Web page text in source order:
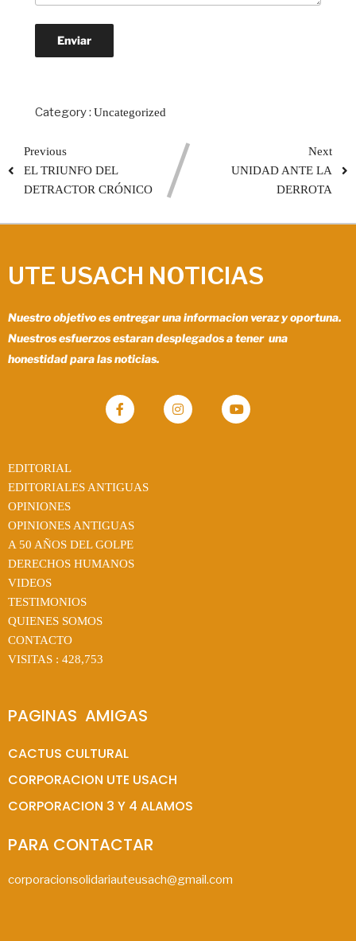
Category : Uncategorized
Previous
EL TRIUNFO DEL
DETRACTOR CRÓNICO
Next
UNIDAD ANTE LA
DERROTA
UTE USACH NOTICIAS
Nuestro objetivo es entregar una informacion veraz y oportuna.
Nuestros esfuerzos estaran desplegados a tener una
honestidad para las noticias.
EDITORIAL
EDITORIALES ANTIGUAS
OPINIONES
OPINIONES ANTIGUAS
A 50 AÑOS DEL GOLPE
DERECHOS HUMANOS
VIDEOS
TESTIMONIOS
QUIENES SOMOS
CONTACTO
VISITAS : 428,753
PAGINAS  AMIGAS
CACTUS CULTURAL
CORPORACION UTE USACH
CORPORACION 3 Y 4 ALAMOS
PARA CONTACTAR
corporacionsolidariauteusach@gmail.com